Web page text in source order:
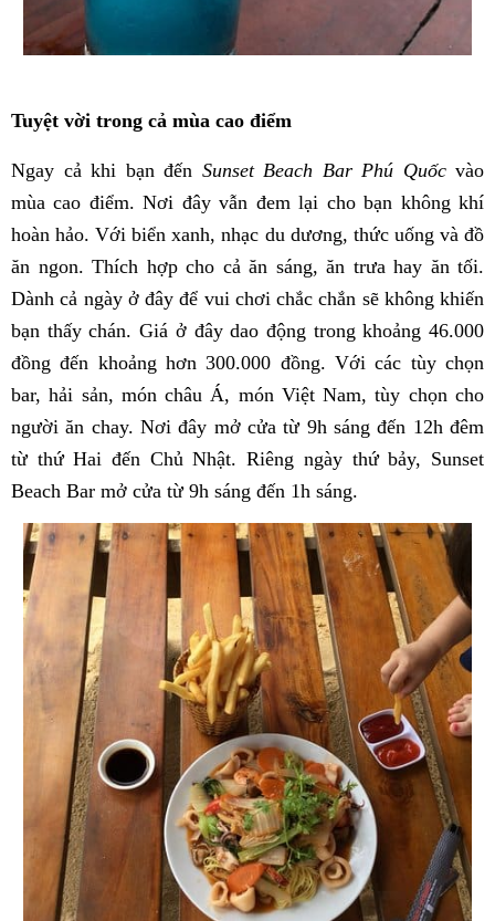
Tuyệt vời trong cả mùa cao điểm
Ngay cả khi bạn đến Sunset Beach Bar Phú Quốcvào
mùa cao điểm. Nơi đây vẫn đem lại cho bạn không khí
hoàn hảo. Với biển xanh, nhạc du dương, thức uống và đồ
ăn ngon. Thích hợp cho cả ăn sáng, ăn trưa hay ăn tối.
Dành cả ngày ở đây để vui chơi chắc chắn sẽ không khiến
bạn thấy chán. Giá ở đây dao động trong khoảng 46.000
đồng đến khoảng hơn 300.000 đồng. Với các tùy chọn
bar, hải sản, món châu Á, món Việt Nam, tùy chọn cho
người ăn chay. Nơi đây mở cửa từ 9h sáng đến 12h đêm
từ thứ Hai đến Chủ Nhật. Riêng ngày thứ bảy, Sunset
Beach Bar mở cửa từ 9h sáng đến 1h sáng.